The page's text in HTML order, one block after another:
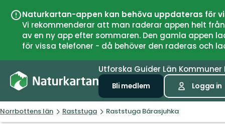
Naturkartan-appen kan behöva uppdateras för
Vi rekommenderar att man raderar appen helt
av en ny app efter sommaren. Den gamla
för vissa telefoner - då behöver den raderas och
Utforska Guider Län Kommuner
Bli medlem Logga in
Norrbottens län Raststuga Raststuga Bárasjuhka